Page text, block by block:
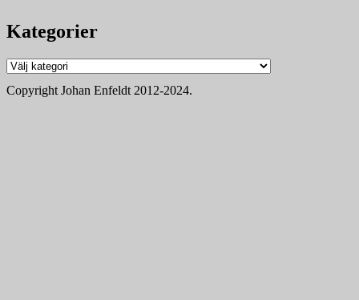
Kategorier
Kategorier
Copyright Johan Enfeldt 2012-2024.